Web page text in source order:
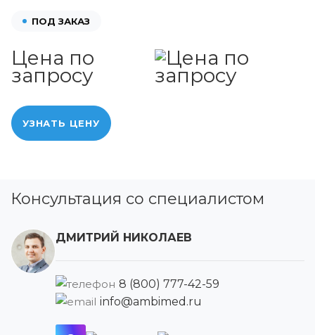
ПОД ЗАКАЗ
Цена по
запросу
УЗНАТЬ ЦЕНУ
Консультация со специалистом
ДМИТРИЙ НИКОЛАЕВ
8 (800) 777-42-59
info@ambimed.ru